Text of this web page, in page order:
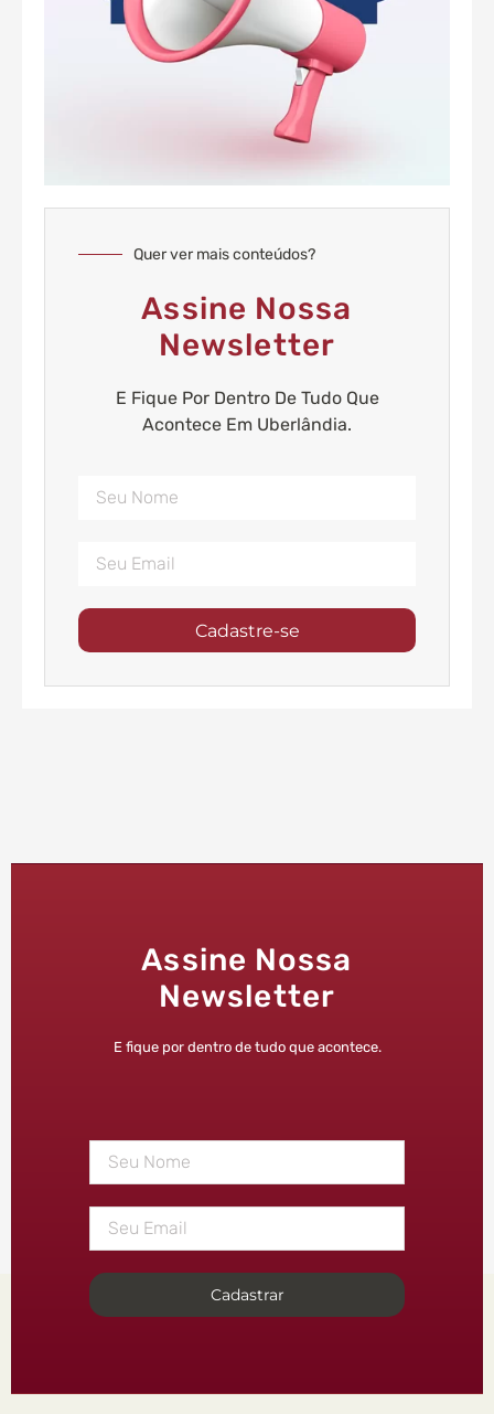
Quer ver mais conteúdos?
Assine Nossa
Newsletter
E Fique Por Dentro De Tudo Que
Acontece Em Uberlândia.
Cadastre-se
Assine Nossa
Newsletter
E fique por dentro de tudo que acontece.
Cadastrar